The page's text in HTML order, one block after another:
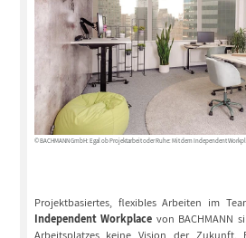
© BACHMANN GmbH: Egal ob Projektarbeit oder Ruhe: Mit dem Independent
Projektbasiertes, flexibles Arbeiten im
Independent Workplace von BACHMANN